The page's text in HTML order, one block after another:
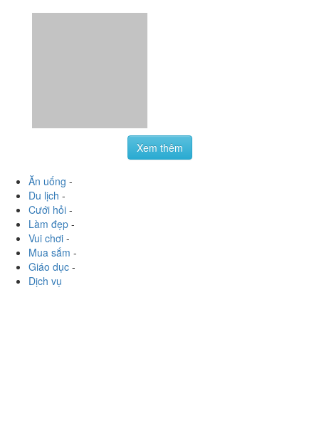
Xem thêm
Ăn uống -
Du lịch -
Cưới hỏi -
Làm đẹp -
Vui chơi -
Mua sắm -
Giáo dục -
Dịch vụ